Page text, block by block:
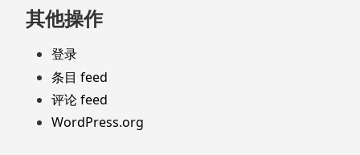
页
脚
其他操作
登录
条目 feed
评论 feed
WordPress.org